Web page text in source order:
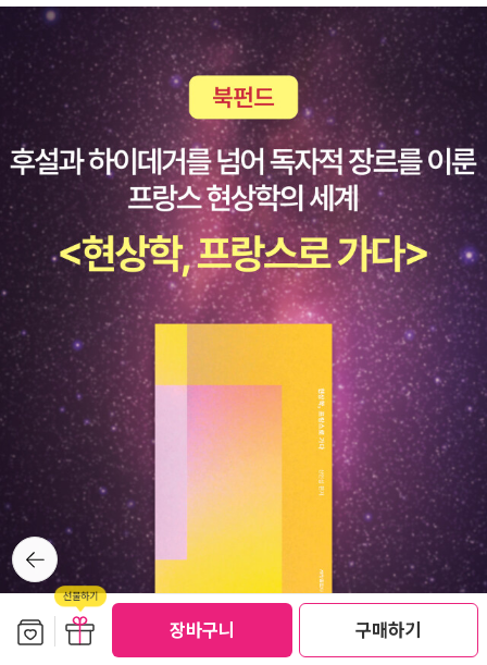
장바구니 구매하기
대상의 교육과 지역역량 강화를 위한 컨설팅 사업, NIE(신문활용교
육) 사업 등을 펼치고 있다. 『교실밖 인문학 콘서트』는 백상경제연구
원이 서울시교육청과 진행하고 있는 인문학 아카데미 ‘고인돌2.0(고
전 인문학 돌아오다)’을 바탕으로 기획했다. 고인돌2.0은 2013년부
터 지금까지 10만여 명의 중 고등학생과 시민이 수강한 인기 강연 프
로그램으로, 서울시교육청 산하 공공도서관과 학교에서 성황리에 진
행 중이다. www.beri.re.kr 지은이 김윤아 _이야기공작소 ‘파수’의
대표이자 다양한 채널에서 영화 평론을 쓰는 영화학자다. 동국대학교
연극영화학과에서 석사와 박사학위를 취득했다. 유튜브 영화채널 씨
네포커스TV에서 ‘myth&movies’를 진행하고 있으며, 현재 건국대
학교 문화콘텐츠학과 겸임교수다. 지은이 윤은주 _사람과 사람이 더
불어 살아가는 데 필요한 ‘다름의 포용 정신’을 나누기 위해 대중강연
에 적극 나서고 있는 철학자다. 숭실대학교에서 철학 박사학위를 취
득했다. 숭실대학교 철학과 초빙교수 겸 인문그룹 ‘청포도’의 멘토다.
지은이 김숙 _영화 이론과 실천에 관심이 많은 영화철학자다. 홍익대
학교 미학과에서 석사, 이화여자대학교에서 철학 박사학위를 취득했
다. 중앙대학교 첨단영상대학원 전임연구원으로 일했고 〈영화제작소
장산곶매〉 다큐멘터리를 프로듀싱했다. 지은이 한현숙 _환경, 차별과
차이 등 시대적 화두를 문학으로 이해하고 치유하며 해답을 찾고자
노력하는 인문학자다. 서울대학교에서 영문학 박사학위를 취득했다.
서울대학교, 이화여자대학교 등에서 강의했으며, 현재 중앙대학교에
서 강의하고 있다. 지은이 최은 _영화는 좋은 선생이자 인생에 주어진
면 많이 보고, 듣고, 달리 생각하는 습관을 키워야 한다. ‘왜?‘라는 질
문을 달고 살아야 하고, 스스로 그 질문에 답하는버릇을 길러야 한다.
자신만의 해답이 많아질수록 생각이 유연해지고상상력이 풍부해진
다. 평소에 이런 훈련을 많이 하다 보면 남들은 도저히 생각할 수도 없
는 일들을 엉뚱하게 생각해 내는 기발함이 생기게된다. 이제는 이런
기발함이 필요한 시대가 틀림없다.이들에게 원하는 경쟁력은 원칙을
준수하는 20세기 산업사회 능력, 즉 매뉴얼대로 세상에 접근하는 능
력이다. 하지만 21세기 디지털 미래사회는 변화무쌍한 사회다. 어제
의 패턴이 반복되지 않고 어떤 변화가 닥칠지 가늠하기 힘든 VUCA
사회‘라고도 한다. VUCA는 휘발성 (Volatility), 불확실성 (Uncert
ainty), 복잡성(Complexity), 모호성(Ambiguity)의 준말이다. VU
CA사회란 미래로 끊임없이 변화하고, 어떻게 전개될지 예측하기 어
렵고, 그 어느 때보다도 복잡하고, 모든 것이 선택의 문제로 모호한 세
상을 의미한다.
뒤로가
기